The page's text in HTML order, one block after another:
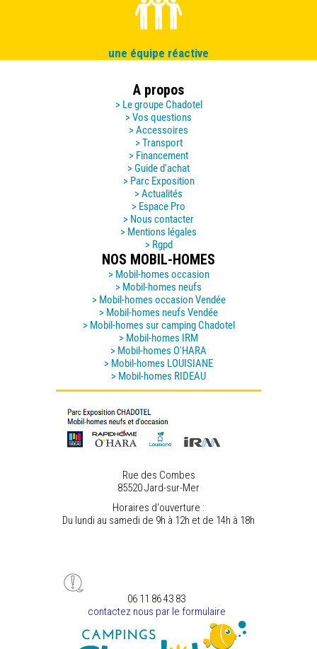
une équipe réactive
A propos
> Le groupe Chadotel
> Vos questions
> Accessoires
> Transport
> Financement
> Guide d'achat
> Parc Exposition
> Actualités
> Espace Pro
> Nous contacter
> Mentions légales
> Rgpd
NOS MOBIL-HOMES
> Mobil-homes occasion
> Mobil-homes neufs
> Mobil-homes occasion Vendée
> Mobil-homes neufs Vendée
> Mobil-homes sur camping Chadotel
> Mobil-homes IRM
> Mobil-homes O'HARA
> Mobil-homes LOUISIANE
> Mobil-homes RIDEAU
Rue des Combes
85520 Jard-sur-Mer
Horaires d'ouverture :
Du lundi au samedi de 9h à 12h et de 14h à 18h
06 11 86 43 83
contactez nous par le formulaire